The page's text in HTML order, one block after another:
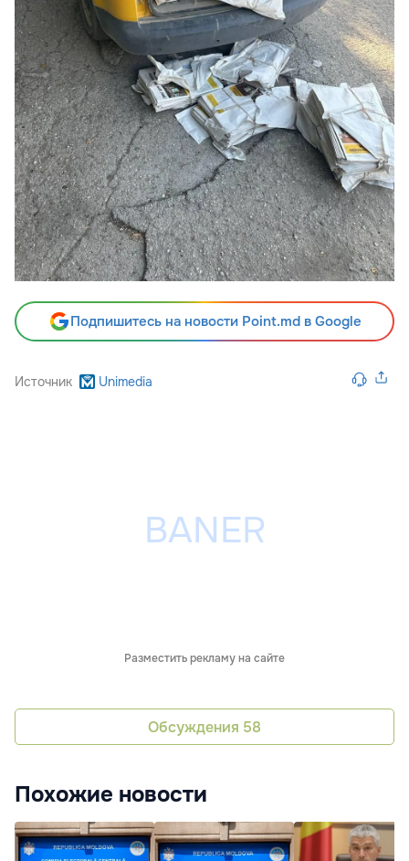
Подпишитесь на новости Point.md в Google
Источник Unimedia
Разместить рекламу на сайте
Обсуждения 58
Похожие новости